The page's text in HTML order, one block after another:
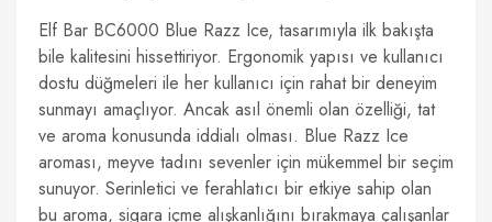
Elf Bar BC6000 Blue Razz Ice, tasarımıyla ilk bakışta
bile kalitesini hissettiriyor. Ergonomik yapısı ve kullanıcı
dostu düğmeleri ile her kullanıcı için rahat bir deneyim
sunmayı amaçlıyor. Ancak asıl önemli olan özelliği, tat
ve aroma konusunda iddialı olması. Blue Razz Ice
aroması, meyve tadını sevenler için mükemmel bir seçim
sunuyor. Serinletici ve ferahlatıcı bir etkiye sahip olan
bu aroma, sigara içme alışkanlığını bırakmaya çalışanlar